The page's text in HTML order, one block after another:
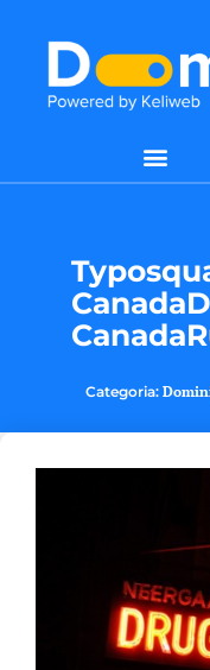
Categoria: